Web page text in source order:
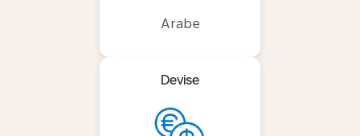
Arabe
Devise